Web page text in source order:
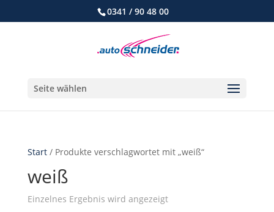
0341 / 90 48 00
Seite wählen
Start/ Produkte verschlagwortet mit „weiß“
weiß
Einzelnes Ergebnis wird angezeigt